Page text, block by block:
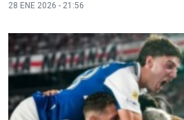
28 ENE 2026 - 21:56